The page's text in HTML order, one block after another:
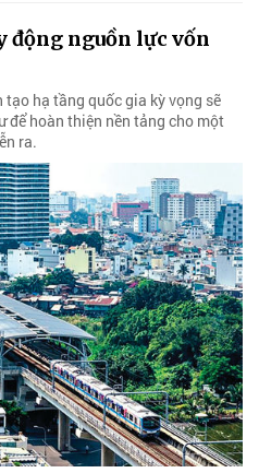
động nguồn lực vốn
hạ tầng quốc gia kỳ vọng sẽ
để hoàn thiện nền tảng cho một
ra.